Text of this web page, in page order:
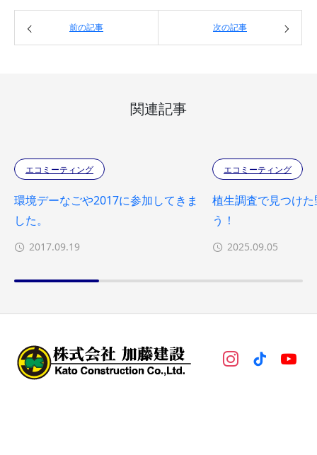
前の記事 次の記事
関連記事
エコミーティング
環境デーなごや2017に参加してきま
した。
2017.09.19
エコミーティング
植生調査で見つけ
う！
2025.09.05